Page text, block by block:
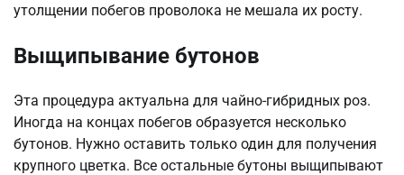
утолщении побегов проволока не мешала их росту.
Выщипывание бутонов
Эта процедура актуальна для чайно-гибридных роз.
Иногда на концах побегов образуется несколько
бутонов. Нужно оставить только один для получения
крупного цветка. Все остальные бутоны выщипывают